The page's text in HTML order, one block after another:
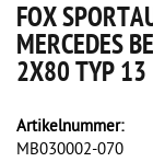
FOX
MERCEDES
2X80 TYP 13
Artikelnummer:
MB030002-070